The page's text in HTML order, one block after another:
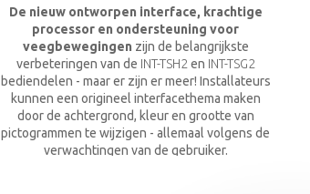
De nieuw ontworpen interface, krachtige
processor en ondersteuning voor
veegbewegingen zijn de belangrijkste
verbeteringen van de INT-TSH2 en INT-TSG2
bediendelen - maar er zijn er meer! Installateurs
kunnen een origineel interfacethema maken
door de achtergrond, kleur en grootte van
pictogrammen te wijzigen - allemaal volgens de
verwachtingen van de gebruiker.